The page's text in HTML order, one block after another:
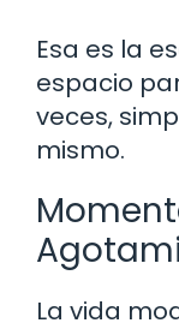
Esa es la
espacio
veces,
mismo.
La vida